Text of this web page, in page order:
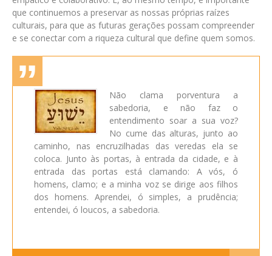
que continuemos a preservar as nossas próprias raízes
culturais, para que as futuras gerações possam compreender
e se conectar com a riqueza cultural que define quem somos.
Não clama porventura a
sabedoria, e não faz o
entendimento soar a sua voz?
No cume das alturas, junto ao
caminho, nas encruzilhadas das veredas ela se
coloca. Junto às portas, à entrada da cidade, e à
entrada das portas está clamando: A vós, ó
homens, clamo; e a minha voz se dirige aos filhos
dos homens. Aprendei, ó simples, a prudência;
entendei, ó loucos, a sabedoria.